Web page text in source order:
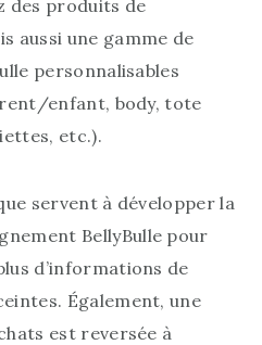
des produits de
aussi une gamme de
personnalisables
enfant, body, tote
etc.).
servent à développer la
BellyBulle pour
d’informations de
Également, une
est reversée à